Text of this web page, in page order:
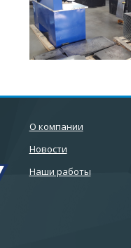
О компании
Новости
Наши работы